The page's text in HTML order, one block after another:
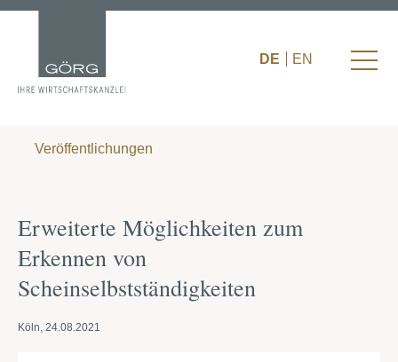
DE EN
Veröffentlichungen
Erweiterte Möglichkeiten zum
Erkennen von
Scheinselbstständigkeiten
Köln, 24.08.2021